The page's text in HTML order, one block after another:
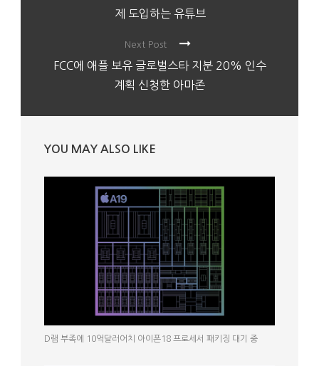
제 도입하는 유튜브
Next Post
FCC에 애플 보유 글로벌스타 지분 20% 인수
계획 신청한 아마존
YOU MAY ALSO LIKE
D램 부족에 10억달러어치 아이폰18 프로세서 패키징 대기 중